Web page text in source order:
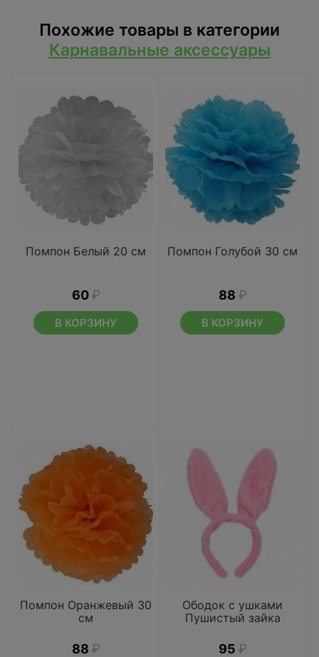
Похожие товары в категории
Карнавальные аксессуары
Помпон Белый 20 см
60 ₽
В КОРЗИНУ
Помпон Голубой 30 см
88 ₽
В КОРЗИНУ
Помпон Оранжевый 30
см
88 ₽
Ободок с ушками
Пушистый зайка
95 ₽